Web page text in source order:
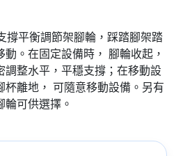
撐平衡調節架腳輪，踩踏腳架踏
。在固定設備時， 腳輪收起，
調整水平，平穩支撐；在移動設
杯離地， 可隨意移動設備。另有
輪可供選擇。